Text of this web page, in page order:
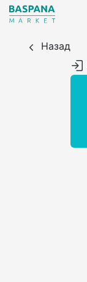
Назад